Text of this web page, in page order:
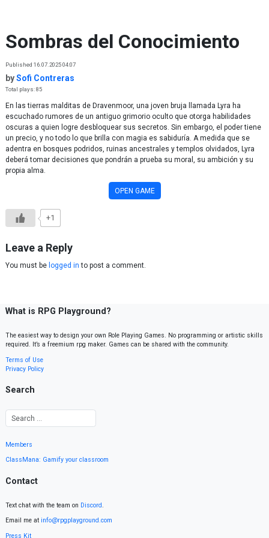
Sombras del Conocimiento
Published 16.07.2025 04:07
bySofi Contreras
Total plays: 85
En las tierras malditas de Dravenmoor, una joven bruja llamada Lyra ha
escuchado rumores de un antiguo grimorio oculto que otorga habilidades
oscuras a quien logre desbloquear sus secretos. Sin embargo, el poder tiene
un precio, y no todo lo que brilla con magia es sabiduría. A medida que se
adentra en bosques podridos, ruinas ancestrales y templos olvidados, Lyra
deberá tomar decisiones que pondrán a prueba su moral, su ambición y su
propia alma.
OPEN GAME
+1
Leave a Reply
You must be logged in to post a comment.
What is RPG Playground?
The easiest way to design your own Role Playing Games. No programming or artistic skills
required. It’s a freemium rpg maker. Games can be shared with the community.
Terms of Use
Privacy Policy
Search
Members
ClassMana: Gamify your classroom
Contact
Text chat with the team on Discord.
Email me at info@rpgplayground.com
Press Kit